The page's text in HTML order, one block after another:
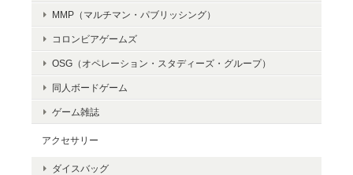
MMP（マルチマン・パブリッシング）
コロンビアゲームズ
OSG（オペレーション・スタディーズ・グループ）
同人ボードゲーム
ゲーム雑誌
アクセサリー
ダイスバッグ